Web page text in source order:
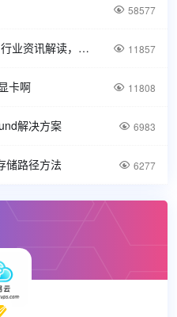
 58577
边缘计算：最新发展动态与行业资讯解读，洞悉技术前沿引领未来。  11857
卡啊  11808
解决方案  6983
储路径方法  6277